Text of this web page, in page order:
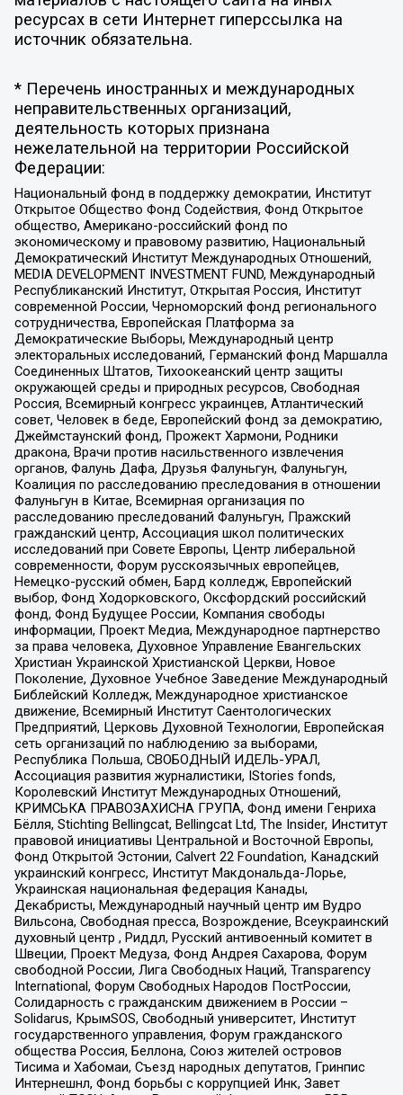
ресурсах в сети Интернет гиперссылка на
источник обязательна.
* Перечень иностранных и международных
неправительственных организаций,
деятельность которых признана
нежелательной на территории Российской
Федерации:
Национальный фонд в поддержку демократии, Институт
Открытое Общество Фонд Содействия, Фонд Открытое
общество, Американо-российский фонд по
экономическому и правовому развитию, Национальный
Демократический Институт Международных Отношений,
MEDIA DEVELOPMENT INVESTMENT FUND, Международный
Республиканский Институт, Открытая Россия, Институт
современной России, Черноморский фонд регионального
сотрудничества, Европейская Платформа за
Демократические Выборы, Международный центр
электоральных исследований, Германский фонд Маршалла
Соединенных Штатов, Тихоокеанский центр защиты
окружающей среды и природных ресурсов, Свободная
Россия, Всемирный конгресс украинцев, Атлантический
совет, Человек в беде, Европейский фонд за демократию,
Джеймстаунский фонд, Прожект Хармони, Родники
дракона, Врачи против насильственного извлечения
органов, Фалунь Дафа, Друзья Фалуньгун, Фалуньгун,
Коалиция по расследованию преследования в отношении
Фалуньгун в Китае, Всемирная организация по
расследованию преследований Фалуньгун, Пражский
гражданский центр, Ассоциация школ политических
исследований при Совете Европы, Центр либеральной
современности, Форум русскоязычных европейцев,
Немецко-русский обмен, Бард колледж, Европейский
выбор, Фонд Ходорковского, Оксфордский российский
фонд, Фонд Будущее России, Компания свободы
информации, Проект Медиа, Международное партнерство
за права человека, Духовное Управление Евангельских
Христиан Украинской Христианской Церкви, Новое
Поколение, Духовное Учебное Заведение Международный
Библейский Колледж, Международное христианское
движение, Всемирный Институт Саентологических
Предприятий, Церковь Духовной Технологии, Европейская
сеть организаций по наблюдению за выборами,
Республика Польша, СВОБОДНЫЙ ИДЕЛЬ-УРАЛ,
Ассоциация развития журналистики, IStories fonds,
Королевский Институт Международных Отношений,
КРИМСЬКА ПРАВОЗАХИСНА ГРУПА, Фонд имени Генриха
Бёлля, Stichting Bellingcat, Bellingcat Ltd, The Insider, Институт
правовой инициативы Центральной и Восточной Европы,
Фонд Открытой Эстонии, Calvert 22 Foundation, Канадский
украинский конгресс, Институт Макдональда-Лорье,
Украинская национальная федерация Канады,
Декабристы, Международный научный центр им Вудро
Вильсона, Свободная пресса, Возрождение, Всеукраинский
духовный центр , Риддл, Русский антивоенный комитет в
Швеции, Проект Медуза, Фонд Андрея Сахарова, Форум
свободной России, Лига Свободных Наций, Transparеncy
International, Форум Свободных Народов ПостРоссии,
Солидарность с гражданским движением в России –
Solidarus, КрымSOS, Свободный университет, Институт
государственного управления, Форум гражданского
общества Россия, Беллона, Союз жителей островов
Тисима и Хабомаи, Съезд народных депутатов, Гринпис
Интернешнл, Фонд борьбы с коррупцией Инк, Завет